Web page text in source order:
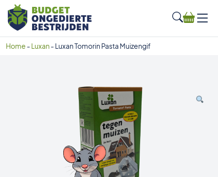
Home - Luxan - Luxan Tomorin Pasta Muizengif